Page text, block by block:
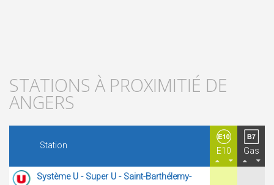
STATIONS À PROXIMITIÉ DE
ANGERS
Station
E10 Gas
Système U - Super U - Saint-Barthélemy-